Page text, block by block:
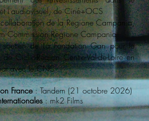
l'audiovisuel, de Ciné+OCS
de la Regione Campania,
Commission Regione Campania
de La Fondation Gan pour le
Ciclic-Région Centre-Val-de-Loire en
avec le CNC
France: Tandem (21 octobre 2026)
: mk2 Films